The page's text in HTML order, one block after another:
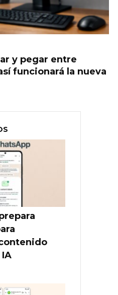
y pegar entre
funcionará la nueva